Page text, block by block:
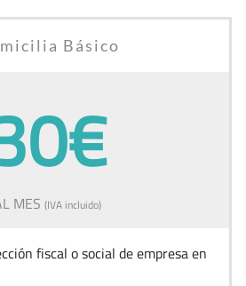
Básico
MES (IVA incluido)
fiscal o social de empresa en